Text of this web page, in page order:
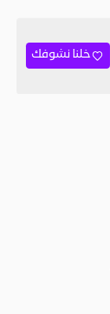
خلنا نشوفك